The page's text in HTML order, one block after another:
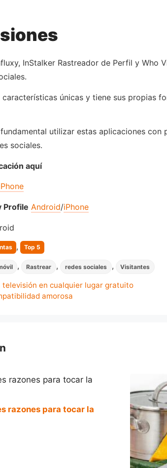
InStalker Rastreador de Perfil y
características únicas y tiene sus propias
utilizar estas aplicaciones
sociales.
aquí
Profile Android/iPhone
, Top 5
, Rastrear , redes sociales , Visitantes
televisión en cualquier lugar gratuito
amorosa
razones para tocar la